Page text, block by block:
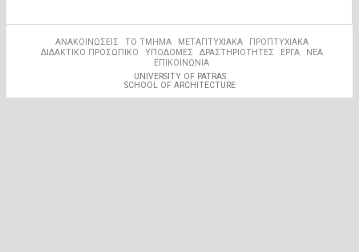
ΑΝΑΚΟΙΝΩΣΕΙΣ ΤΟ ΤΜΗΜΑ ΜΕΤΑΠΤΥΧΙΑΚΑ
ΠΡΟΠΤΥΧΙΑΚΑ
ΔΙΔΑΚΤΙΚΟ ΠΡΟΣΩΠΙΚΟ
ΥΠΟΔΟΜΕΣ ΔΡΑΣΤΗΡΙΟΤΗΤΕΣ ΕΡΓΑ
ΝΕΑ
ΕΠΙΚΟΙΝΩΝΙΑ
UNIVERSITY OF PATRAS
SCHOOL OF ARCHITECTURE